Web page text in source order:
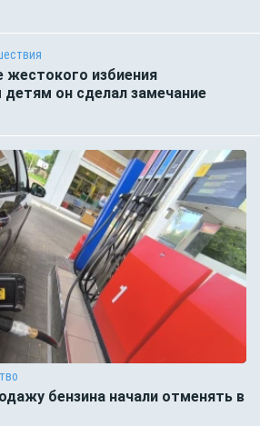
жестокого избиения
детям он сделал замечание
бензина начали отменять в